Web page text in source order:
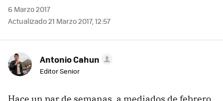
6 Marzo 2017
Actualizado 21 Marzo 2017, 12:57
Antonio Cahun
Editor Senior